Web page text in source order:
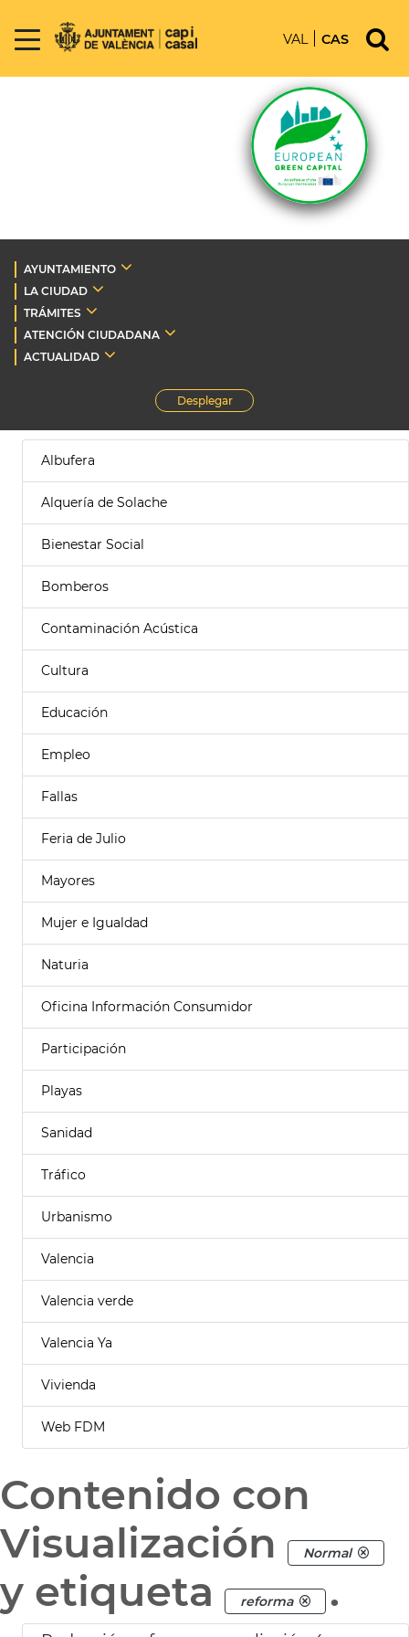
VAL CAS
AYUNTAMIENTO
LA CIUDAD
TRÁMITES
ATENCIÓN CIUDADANA
ACTUALIDAD
Desplegar
Albufera
Alquería de Solache
Bienestar Social
Bomberos
Contaminación Acústica
Cultura
Educación
Empleo
Fallas
Feria de Julio
Mayores
Mujer e Igualdad
Naturia
Oficina Información Consumidor
Participación
Playas
Sanidad
Tráfico
Urbanismo
Valencia
Valencia verde
Valencia Ya
Vivienda
Web FDM
Contenido con
Visualización
Normal
y etiqueta reforma .